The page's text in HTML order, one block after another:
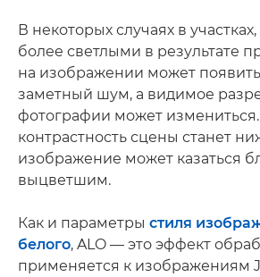
В некоторых случаях в
более светлыми в результате
на изображении может
заметный шум, а видимое
фотографии может
контрастность сцены станет
изображение может казаться
выцветшим.
Как и параметры стиля
белого, ALO — это эффект
применяется к изображениям